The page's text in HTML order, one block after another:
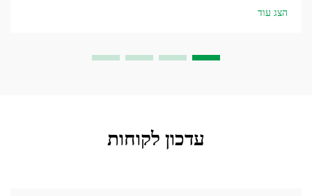
הצג עוד
עדכון לקוחות